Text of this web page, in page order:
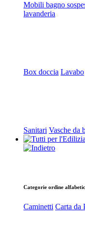
Mobili bagno
lavanderia
Box doccia Lavabo
Sanitari Vasche da
Categorie ordine
Caminetti Carta da